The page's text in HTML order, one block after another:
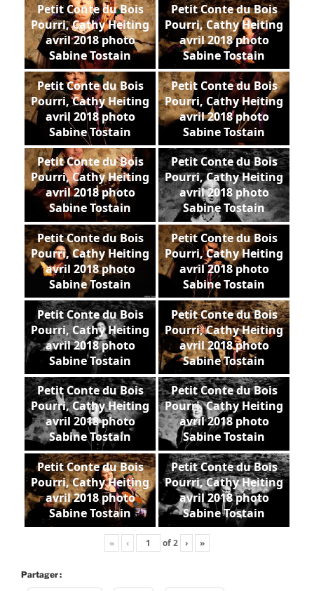
Petit Conte du Bois
Pourri, Cathy Heiting
avril 2018 photo
Sabine Tostain
Petit Conte du Bois
Pourri, Cathy Heiting
avril 2018 photo
Sabine Tostain
Petit Conte du Bois
Pourri, Cathy Heiting
avril 2018 photo
Sabine Tostain
Petit Conte du Bois
Pourri, Cathy Heiting
avril 2018 photo
Sabine Tostain
Petit Conte du Bois
Pourri, Cathy Heiting
avril 2018 photo
Sabine Tostain
Petit Conte du Bois
Pourri, Cathy Heiting
avril 2018 photo
Sabine Tostain
Petit Conte du Bois
Pourri, Cathy Heiting
avril 2018 photo
Sabine Tostain
Petit Conte du Bois
Pourri, Cathy Heiting
avril 2018 photo
Sabine Tostain
Petit Conte du Bois
Pourri, Cathy Heiting
avril 2018 photo
Sabine Tostain
Petit Conte du Bois
Pourri, Cathy Heiting
avril 2018 photo
Sabine Tostain
Petit Conte du Bois
Pourri, Cathy Heiting
avril 2018 photo
Sabine Tostain
Petit Conte du Bois
Pourri, Cathy Heiting
avril 2018 photo
Sabine Tostain
Petit Conte du Bois
Pourri, Cathy Heiting
avril 2018 photo
Sabine Tostain
Petit Conte du Bois
Pourri, Cathy Heiting
avril 2018 photo
Sabine Tostain
« ‹ of2 › »
Partager :